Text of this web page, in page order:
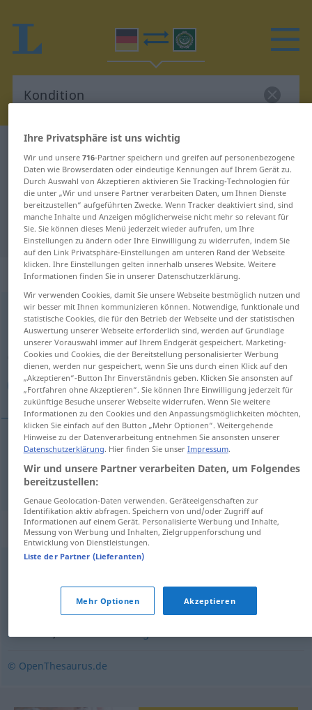
Deutsch-Arabisch Wörterbuch
Deutsch-Arabisch Übersetzung für
"Kondition"
"Kondition" Arabisch Übersetzung
„Kondition“: Femininum
Konditionf
Übersicht aller Übersetzungen
(Für mehr Details die Übersetzung anklicken/antippen)
لياقة بدنية
لياقةبدنية [liˈjaːqa badaˈniːja] Kondition
Synonyme für "Kondition"
Annahme,Voraussetzung,Vorbedingung
Ausdauer
© OpenThesaurus.de
Ihre Privatsphäre ist uns wichtig
Wir und unsere 716-Partner speichern und greifen auf personenbezogene
Daten wie Browserdaten oder eindeutige Kennungen auf Ihrem Gerät zu.
Durch Auswahl von Akzeptieren aktivieren Sie Tracking-Technologien für
die unter „Wir und unsere Partner verarbeiten Daten, um Ihnen Dienste
bereitzustellen“ aufgeführten Zwecke. Wenn Tracker deaktiviert sind, sind
manche Inhalte und Anzeigen möglicherweise nicht mehr so relevant für
Sie. Sie können dieses Menü jederzeit wieder aufrufen, um Ihre
Einstellungen zu ändern oder Ihre Einwilligung zu widerrufen, indem Sie
auf den Link Privatsphäre-Einstellungen am unteren Rand der Webseite
klicken. Ihre Einstellungen gelten innerhalb unseres Website. Weitere
Informationen finden Sie in unserer Datenschutzerklärung.
Wir verwenden Cookies, damit Sie unsere Webseite bestmöglich nutzen und
wir besser mit Ihnen kommunizieren können. Notwendige, funktionale und
statistische Cookies, die für den Betrieb der Webseite und der statistischen
Auswertung unserer Webseite erforderlich sind, werden auf Grundlage
unserer Vorauswahl immer auf Ihrem Endgerät gespeichert. Marketing-
Cookies und Cookies, die der Bereitstellung personalisierter Werbung
dienen, werden nur gespeichert, wenn Sie uns durch einen Klick auf den
„Akzeptieren“-Button Ihr Einverständnis geben. Klicken Sie ansonsten auf
„Fortfahren ohne Akzeptieren“. Sie können Ihre Einwilligung jederzeit für
zukünftige Besuche unserer Webseite widerrufen. Wenn Sie weitere
Informationen zu den Cookies und den Anpassungsmöglichkeiten möchten,
klicken Sie einfach auf den Button „Mehr Optionen“. Weitergehende
Hinweise zu der Datenverarbeitung entnehmen Sie ansonsten unserer
Datenschutzerklärung. Hier finden Sie unser Impressum.
Wir und unsere Partner verarbeiten Daten, um Folgendes
bereitzustellen:
Genaue Geolocation-Daten verwenden. Geräteeigenschaften zur
Identifikation aktiv abfragen. Speichern von und/oder Zugriff auf
Informationen auf einem Gerät. Personalisierte Werbung und Inhalte,
Messung von Werbung und Inhalten, Zielgruppenforschung und
Entwicklung von Dienstleistungen.
Liste der Partner (Lieferanten)
Mehr Optionen Akzeptieren